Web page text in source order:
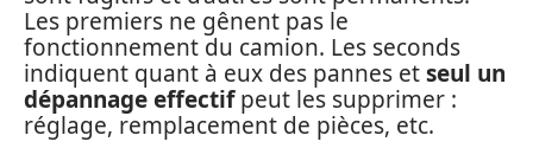
Les premiers ne gênent pas le
fonctionnement du camion. Les seconds
indiquent quant à eux des pannes etseul un
dépannage effectifpeut les supprimer :
réglage, remplacement de pièces, etc.